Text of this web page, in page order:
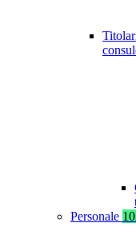
Personale